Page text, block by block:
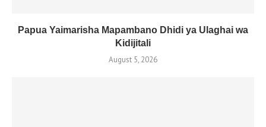
Papua Yaimarisha Mapambano Dhidi ya Ulaghai wa
Kidijitali
August 5, 2026